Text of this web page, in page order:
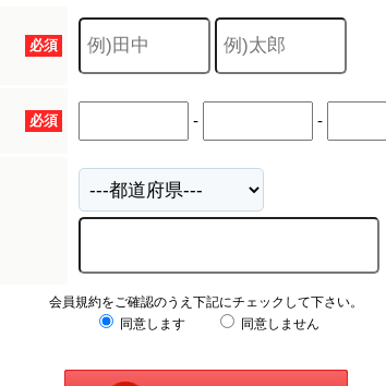
必須
必須 - -
会員規約をご確認のうえ下記にチェックして下さい。
同意します
同意しません